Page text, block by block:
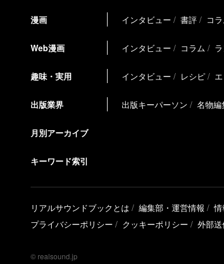
漫画 インタビュー 書評 コ
Web漫画 インタビュー コラム
趣味・実用 インタビュー レシピ
出版業界 出版キーパーソン 名物編
月別アーカイブ
キーワード索引
リアルサウンドブックとは 編集部・運営情報
プライバシーポリシー
クッキーポリシー 外部
© realsound.jp